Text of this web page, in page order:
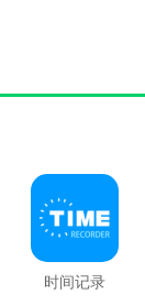
时间记录